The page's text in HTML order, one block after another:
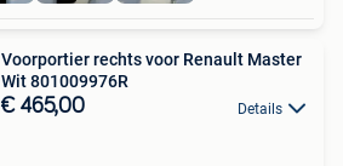
Voorportier rechts voor Renault Master
Wit 801009976R
€ 465,00 Details